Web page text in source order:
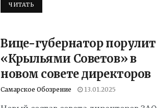
ЧИТАТЬ
Вице-губернатор порулит
«Крыльями Советов» в
новом совете директоров
Самарское Обозрение 13.01.2025